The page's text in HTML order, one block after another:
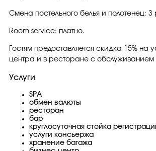
Смена постельного белья и полотенец:
Room service: платно.
Гостям предоставляется скидка 15% на
центра и в ресторане с
Услуги
SPA
обмен валюты
ресторан
бар
круглосуточная стойка
услуги консьержа
хранение багажа